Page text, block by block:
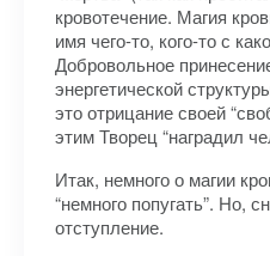
кровотечение. Магия
имя чего-то, кого-то с
Добровольное
энергетической
это отрицание своей
этим Творец “наградил
Итак, немного о магии
“немного попугать”. Но,
отступление.